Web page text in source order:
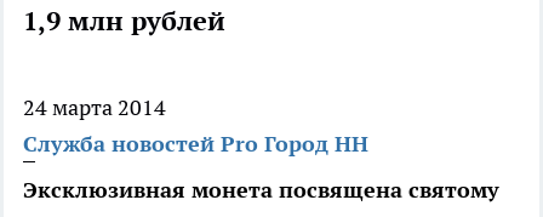
1,9 млн рублей
24 марта 2014
Служба новостей Pro Город НН
Эксклюзивная монета посвящена святому